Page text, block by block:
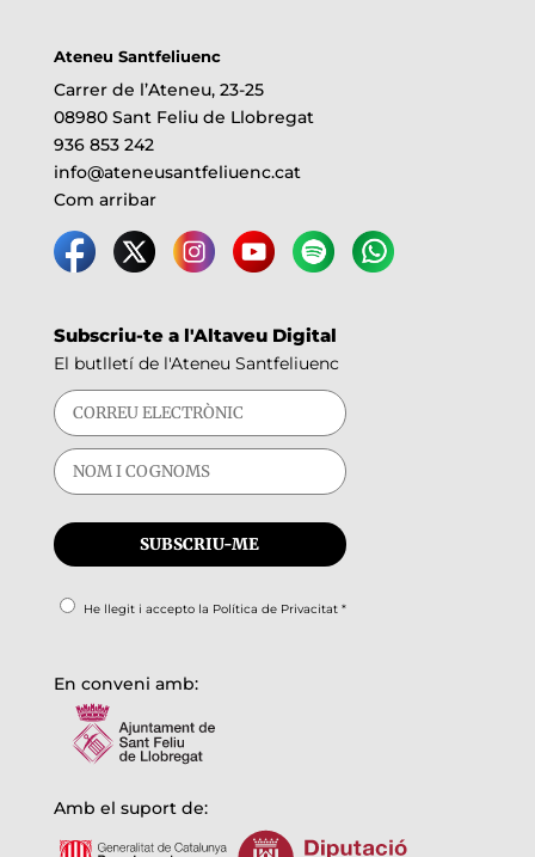
Ateneu Santfeliuenc
Carrer de l’Ateneu, 23-25
08980 Sant Feliu de Llobregat
936 853 242
info@ateneusantfeliuenc.cat
Com arribar
Subscriu-te a l'Altaveu Digital
El butlletí de l'Ateneu Santfeliuenc
He llegit i accepto la Política de Privacitat*
En conveni amb:
Amb el suport de: